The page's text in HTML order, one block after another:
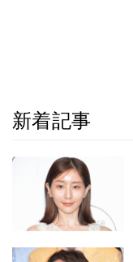
新着記事